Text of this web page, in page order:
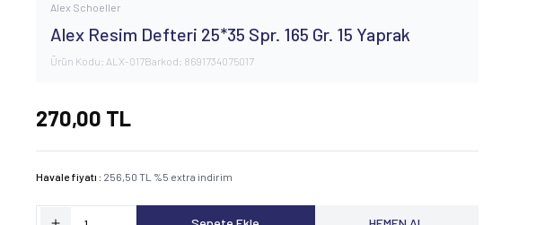
Alex Schoeller
Alex Resim Defteri 25*35 Spr. 165 Gr. 15 Yaprak
Ürün Kodu: ALX-017Barkod: 8691734075017
270,00 TL
Havale fiyatı : 256,50 TL %5 extra indirim